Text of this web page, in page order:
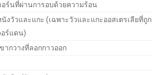
อร์นที่ผ่านการอบด้วยความร้อน
งวัวและแกะ (เฉพาะวัวและแกะออสเตรเลียที่
อร์แดน)
ขากวางที่ลอกกาวออก